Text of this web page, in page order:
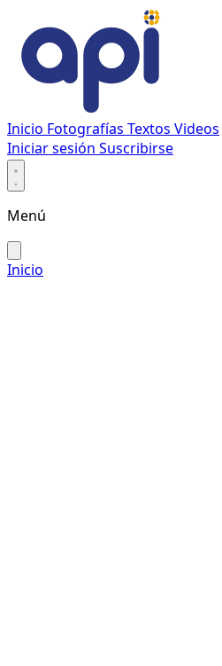
Inicio Fotografías Textos Videos
Iniciar sesión Suscribirse
Menú
Inicio